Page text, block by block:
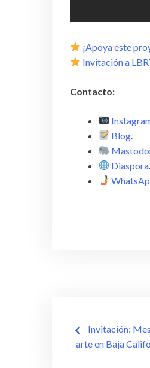
¡Apoya este
Invitación a
Contacto:
Blog
Diaspora
Invitación:
arte en Baja